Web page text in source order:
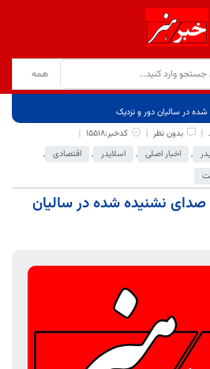
در سالیان دور و نزدیک
بدون نظر
کدخبر:15518
, اخبار اصلی , اسلایدر , اقتصادی ,
صدای نشنیده شده در سالیان